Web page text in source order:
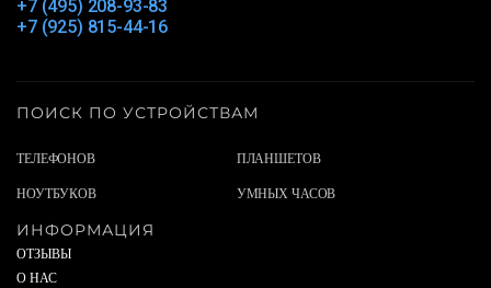
+7 (495) 208-93-83
+7 (925) 815-44-16
ПОИСК ПО УСТРОЙСТВАМ
ТЕЛЕФОНОВ ПЛАНШЕТОВ
НОУТБУКОВ УМНЫХ ЧАСОВ
ИНФОРМАЦИЯ
ОТЗЫВЫ
О НАС